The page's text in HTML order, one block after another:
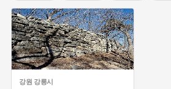
#강진 #블루리본 #전설
#여성 독립운동가 #지역의 설화
#내시 #내성 #먼우금 #징채
#대한민국임시정부 #강서구
#부산
#평민 의병
강원 강릉시